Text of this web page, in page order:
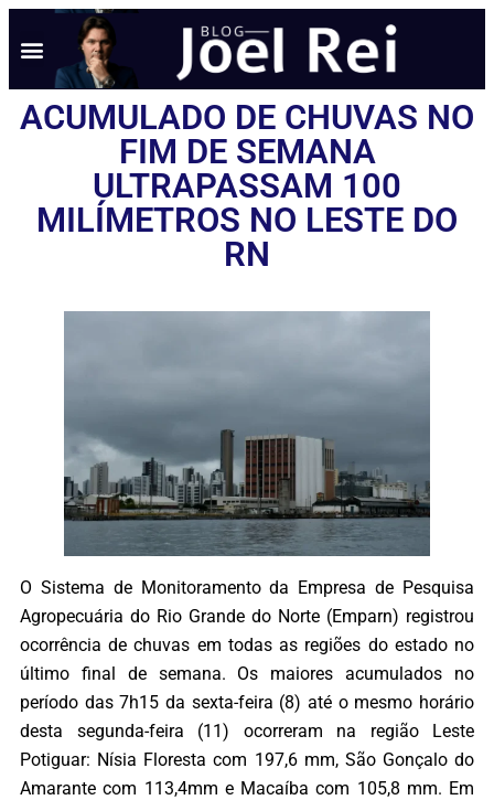
ACUMULADO DE CHUVAS NO
FIM DE SEMANA
ULTRAPASSAM 100
MILÍMETROS NO LESTE DO
RN
O Sistema de Monitoramento da Empresa de Pesquisa
Agropecuária do Rio Grande do Norte (Emparn) registrou
ocorrência de chuvas em todas as regiões do estado no
último final de semana. Os maiores acumulados no
período das 7h15 da sexta-feira (8) até o mesmo horário
desta segunda-feira (11) ocorreram na região Leste
Potiguar: Nísia Floresta com 197,6 mm, São Gonçalo do
Amarante com 113,4mm e Macaíba com 105,8 mm. Em